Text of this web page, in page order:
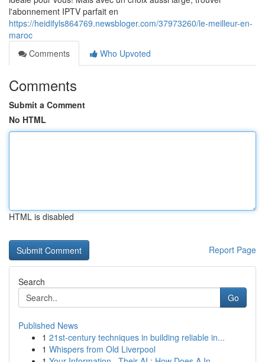
l'abonnement IPTV parfait en
https://heidifyls864769.newsbloger.com/37973260/le-meilleur-en-
maroc
Comments
Who Upvoted
Comments
Submit a Comment
No HTML
HTML is disabled
Report Page
Search
Go
Published News
1 21st-century techniques in building reliable in...
1 Whispers from Old Liverpool